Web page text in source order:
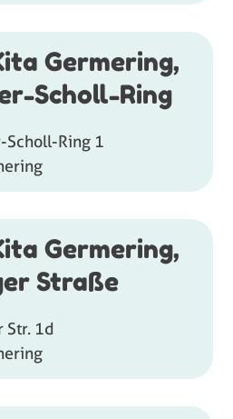
Germering,
Scholl-Ring
Scholl-Ring 1
Germering,
Straße
Str. 1d